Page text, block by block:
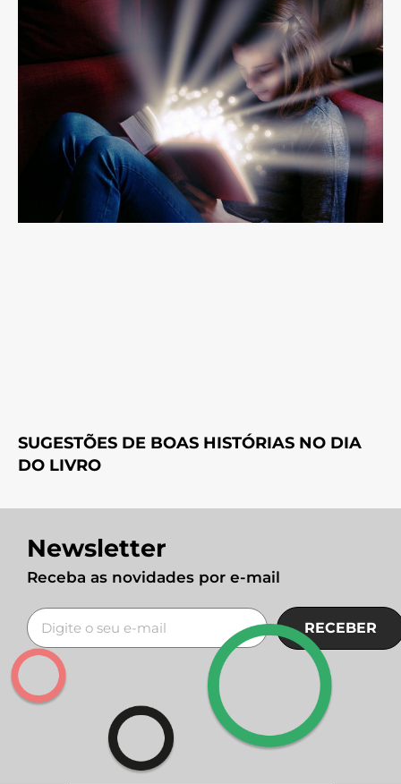
SUGESTÕES DE BOAS HISTÓRIAS NO DIA
DO LIVRO
Newsletter
Receba as novidades por e-mail
RECEBER